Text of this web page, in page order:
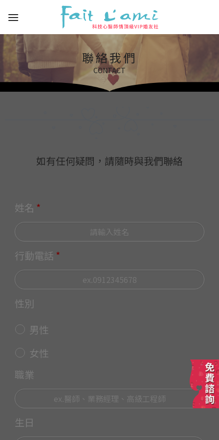
聯絡我們
CONTACT
如有任何疑問，請隨時與我們聯絡
姓名 *
行動電話 *
性別
男性
女性
職業
生日